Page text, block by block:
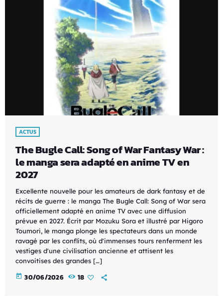
ACTUS
The Bugle Call: Song of War Fantasy War :
le manga sera adapté en anime TV en
2027
Excellente nouvelle pour les amateurs de dark fantasy et de
récits de guerre : le manga The Bugle Call: Song of War sera
officiellement adapté en anime TV avec une diffusion
prévue en 2027. Écrit par Mozuku Sora et illustré par Higoro
Toumori, le manga plonge les spectateurs dans un monde
ravagé par les conflits, où d'immenses tours renferment les
vestiges d'une civilisation ancienne et attisent les
convoitises des grandes […]
today 30/06/2026 18